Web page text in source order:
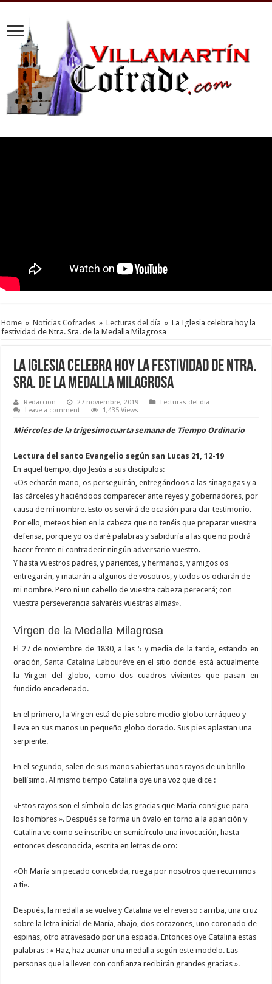
Home » Noticias Cofrades » Lecturas del día » La Iglesia celebra hoy la
festividad de Ntra. Sra. de la Medalla Milagrosa
La Iglesia celebra hoy la festividad de Ntra.
Sra. de la Medalla Milagrosa
Redaccion 27 noviembre, 2019
Lecturas del día
Leave a comment
1,435 Views
Miércoles de la trigesimocuarta semana de Tiempo Ordinario
Lectura del santo Evangelio según san Lucas 21, 12-19
En aquel tiempo, dijo Jesús a sus discípulos:
«Os echarán mano, os perseguirán, entregándoos a las sinagogas y a
las cárceles y haciéndoos comparecer ante reyes y gobernadores, por
causa de mi nombre. Esto os servirá de ocasión para dar testimonio.
Por ello, meteos bien en la cabeza que no tenéis que preparar vuestra
defensa, porque yo os daré palabras y sabiduría a las que no podrá
hacer frente ni contradecir ningún adversario vuestro.
Y hasta vuestros padres, y parientes, y hermanos, y amigos os
entregarán, y matarán a algunos de vosotros, y todos os odiarán de
mi nombre. Pero ni un cabello de vuestra cabeza perecerá; con
vuestra perseverancia salvaréis vuestras almas».
Virgen de la Medalla Milagrosa
El 27 de noviembre de 1830, a las 5 y media de la tarde, estando en
oración,Santa Catalina Labouréve en el sitio donde está actualmente
la Virgen del globo, como dos cuadros vivientes que pasan en
fundido encadenado.
En el primero, la Virgen está de pie sobre medio globo terráqueo y
lleva en sus manos un pequeño globo dorado. Sus pies aplastan una
serpiente.
En el segundo, salen de sus manos abiertas unos rayos de un brillo
bellísimo. Al mismo tiempo Catalina oye una voz que dice :
«Estos rayos son el símbolo de las gracias que María consigue para
los hombres ». Después se forma un óvalo en torno a la aparición y
Catalina ve como se inscribe en semicírculo una invocación, hasta
entonces desconocida, escrita en letras de oro:
«Oh María sin pecado concebida, ruega por nosotros que recurrimos
a ti».
Después, la medalla se vuelve y Catalina ve el reverso : arriba, una cruz
sobre la letra inicial de María, abajo, dos corazones, uno coronado de
espinas, otro atravesado por una espada. Entonces oye Catalina estas
palabras : « Haz, haz acuñar una medalla según este modelo. Las
personas que la lleven con confianza recibirán grandes gracias ».